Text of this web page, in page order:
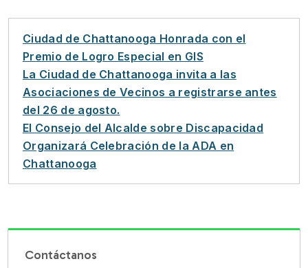
Ciudad de Chattanooga Honrada con el
Premio de Logro Especial en GIS
La Ciudad de Chattanooga invita a las
Asociaciones de Vecinos a registrarse antes
del 26 de agosto.
El Consejo del Alcalde sobre Discapacidad
Organizará Celebración de la ADA en
Chattanooga
Contáctanos